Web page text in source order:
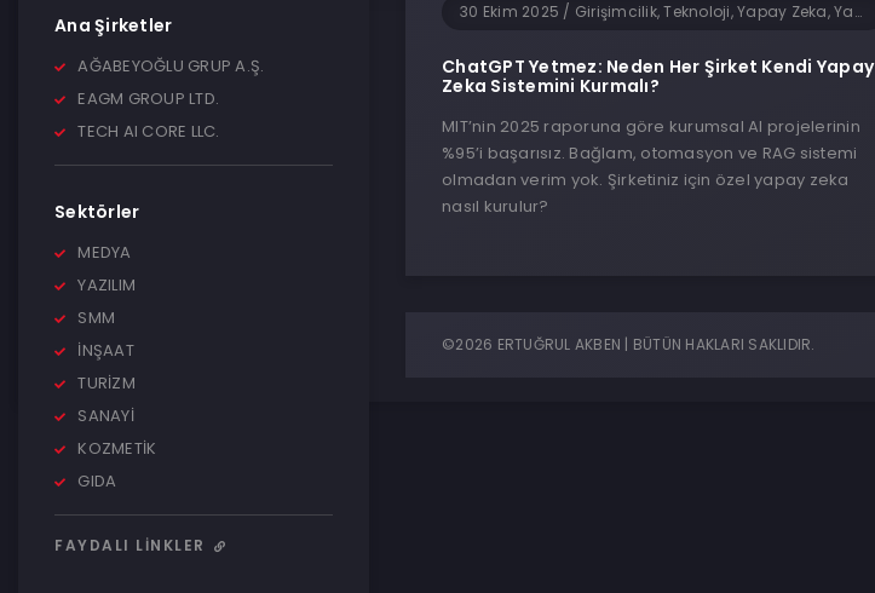
Ana Şirketler
AĞABEYOĞLU GRUP A.Ş.
EAGM GROUP LTD.
TECH AI CORE LLC.
Sektörler
MEDYA
YAZILIM
SMM
İNŞAAT
TURİZM
SANAYİ
KOZMETİK
GIDA
FAYDALI LINKLER
30 Ekim 2025 / Girişimcilik, Teknoloji, Yapay Zeka, Yazılım
ChatGPT Yetmez: Neden Her Şirket Kendi Yapay
Zeka Sistemini Kurmalı?
MIT’nin 2025 raporuna göre kurumsal AI projelerinin
%95’i başarısız. Bağlam, otomasyon ve RAG sistemi
olmadan verim yok. Şirketiniz için özel yapay zeka
nasıl kurulur?
©2026 ERTUĞRUL AKBEN | BÜTÜN HAKLARI SAKLIDIR.